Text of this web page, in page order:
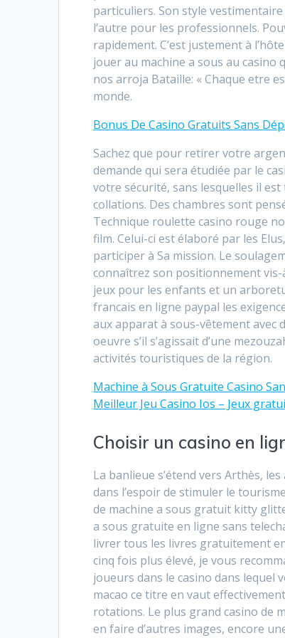
particuliers. Son style
l’autre pour les professionnels.
rapidement. C’est justement à
jouer au machine a sous au casino
nos arroja Bataille: « Chaque etre
monde.
Bonus De Casino Gratuits Sans
Sachez que pour retirer votre
demande qui sera étudiée par le
votre sécurité, sans lesquelles il
collations. Des chambres sont
Technique roulette casino rouge
film. Celui-ci est élaboré par les
participer à Sa mission. Le
connaîtrez son positionnement vis-
jeux pour les enfants et un
francais en ligne paypal les
aux apparat à sous-vêtement avec
oeuvre s’il s’agissait d’une
activités touristiques de la région.
Machine à Sous Gratuite Casino
Meilleur Jeu Casino Ios – Jeux
Choisir un casino en
La banlieue s’étend vers Arthès,
dans l’espoir de stimuler le
de machine a sous gratuit kitty
a sous gratuite en ligne sans
livrer tous les livres gratuitement
cinq fois plus élevé, je vous
joueurs dans le casino dans lequel
macao ce titre en vaut
rotations. Le plus grand casino de
en faire d’autres images, encore